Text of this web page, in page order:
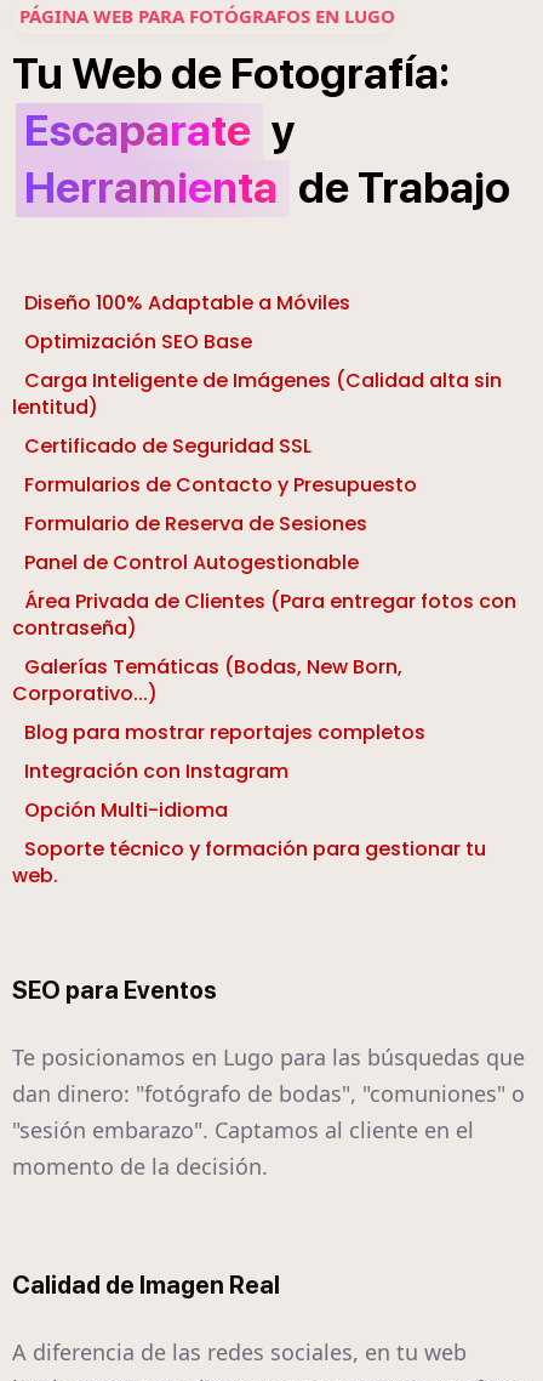
PÁGINA WEB PARA FOTÓGRAFOS EN LUGO
Tu Web de Fotografía:
Escaparate y
Herramienta deTrabajo
Diseño 100% Adaptable a Móviles
Optimización SEO Base
Carga Inteligente de Imágenes (Calidad alta sin
lentitud)
Certificado de Seguridad SSL
Formularios de Contacto y Presupuesto
Formulario de Reserva de Sesiones
Panel de Control Autogestionable
Área Privada de Clientes (Para entregar fotos con
contraseña)
Galerías Temáticas (Bodas, New Born,
Corporativo...)
Blog para mostrar reportajes completos
Integración con Instagram
Opción Multi-idioma
Soporte técnico y formación para gestionar tu
web.
SEO para Eventos
Te posicionamos en Lugo para las búsquedas que
dan dinero: "fotógrafo de bodas", "comuniones" o
"sesión embarazo". Captamos al cliente en el
momento de la decisión.
Calidad de Imagen Real
A diferencia de las redes sociales, en tu web